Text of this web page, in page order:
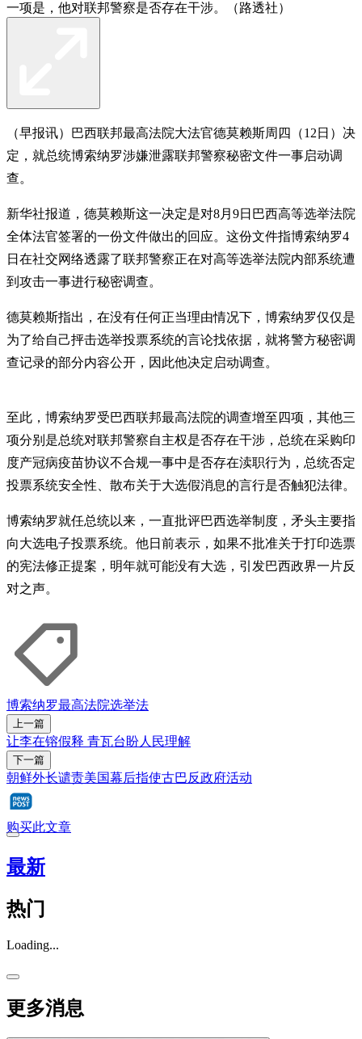
一项是，他对联邦警察是否存在干涉。（路透社）
（早报讯）巴西联邦最高法院大法官德莫赖斯周四（12日）决
定，就总统博索纳罗涉嫌泄露联邦警察秘密文件一事启动调
查。
新华社报道，德莫赖斯这一决定是对8月9日巴西高等选举法院
全体法官签署的一份文件做出的回应。这份文件指博索纳罗4
日在社交网络透露了联邦警察正在对高等选举法院内部系统遭
到攻击一事进行秘密调查。
德莫赖斯指出，在没有任何正当理由情况下，博索纳罗仅仅是
为了给自己抨击选举投票系统的言论找依据，就将警方秘密调
查记录的部分内容公开，因此他决定启动调查。
至此，博索纳罗受巴西联邦最高法院的调查增至四项，其他三
项分别是总统对联邦警察自主权是否存在干涉，总统在采购印
度产冠病疫苗协议不合规一事中是否存在渎职行为，总统否定
投票系统安全性、散布关于大选假消息的言行是否触犯法律。
博索纳罗就任总统以来，一直批评巴西选举制度，矛头主要指
向大选电子投票系统。他日前表示，如果不批准关于打印选票
的宪法修正提案，明年就可能没有大选，引发巴西政界一片反
对之声。
博索纳罗最高法院选举法
上一篇
让李在镕假释 青瓦台盼人民理解
下一篇
朝鲜外长谴责美国幕后指使古巴反政府活动
购买此文章
最新
热门
Loading...
更多消息